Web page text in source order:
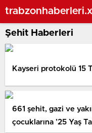
Şehit Haberleri
Kayseri protokolü 15
661 şehit, gazi ve
çocuklarına ’25 Yaş